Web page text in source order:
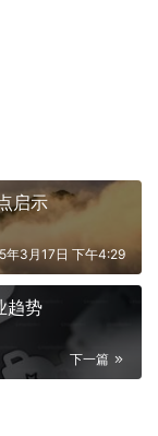
启示
年3月17日 下午4:29
趋势
下一篇